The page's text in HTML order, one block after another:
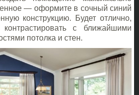
— оформите в сочный синий
конструкцию. Будет отлично,
с ближайшими
потолка и стен.